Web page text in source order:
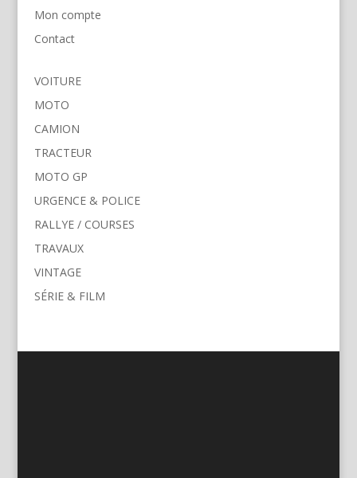
Mon compte
Contact
VOITURE
MOTO
CAMION
TRACTEUR
MOTO GP
URGENCE & POLICE
RALLYE / COURSES
TRAVAUX
VINTAGE
SÉRIE & FILM